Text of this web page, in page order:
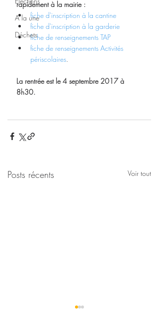
A la une
Déchets
rapidement à la mairie :
fiche d'inscription à la cantine
fiche d'inscription à la garderie
fiche de renseignements TAP
fiche de renseignements Activités
périscolaires
La rentrée est le 4 septembre 2017 à
8h30.
Posts récents Voir tout